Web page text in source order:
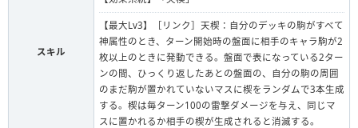
スキル
【最大Lv3】［リンク］天楔：自分のデッキの駒がすべて
神属性のとき、ターン開始時の盤面に相手のキャラ駒が2
枚以上のときに発動できる。盤面で表になっている2ター
ンの間、ひっくり返したあとの盤面の、自分の駒の周囲
のまだ駒が置かれていないマスに楔をランダムで3本生成
する。楔は毎ターン100の雷撃ダメージを与え、同じマ
スに置かれるか相手の楔が生成されると消滅する。